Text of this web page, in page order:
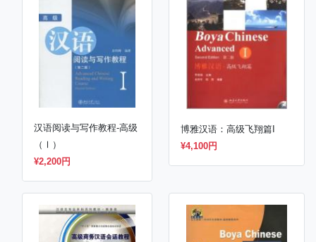
汉语阅读与写作教程-高级
（Ⅰ）
¥2,200円
博雅汉语：高级飞翔篇I
¥4,100円